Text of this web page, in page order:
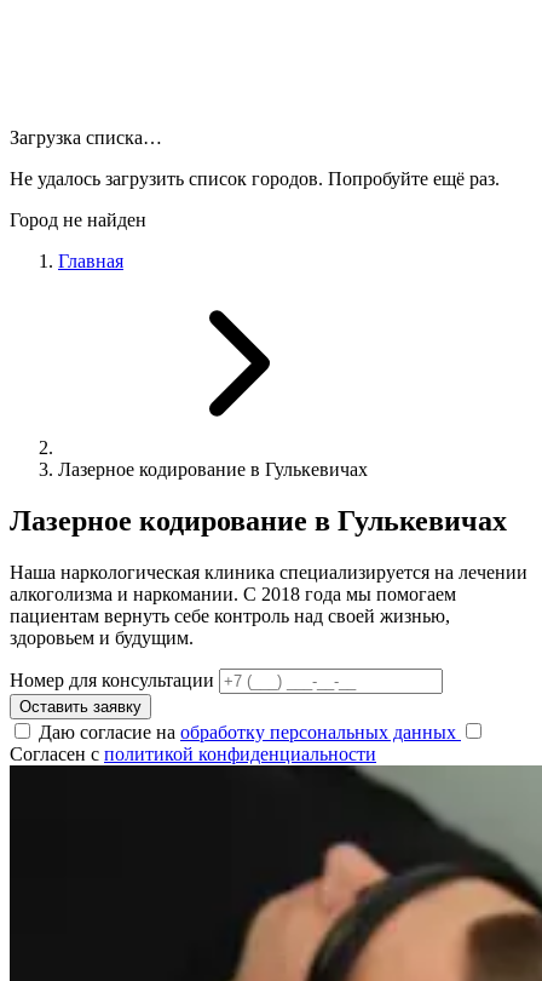
Загрузка списка…
Не удалось загрузить список городов. Попробуйте ещё раз.
Город не найден
Главная
Лазерное кодирование в Гулькевичах
Лазерное кодирование в Гулькевичах
Наша наркологическая клиника специализируется на лечении
алкоголизма и наркомании. С 2018 года мы помогаем
пациентам вернуть себе контроль над своей жизнью,
здоровьем и будущим.
Номер для консультации
Оставить заявку
Даю согласие на обработку персональных данных
Согласен с политикой конфиденциальности